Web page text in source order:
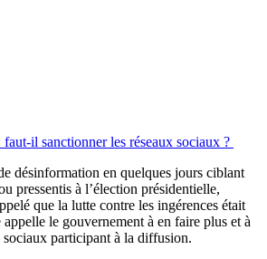
faut-il sanctionner les réseaux sociaux ?
désinformation en quelques jours ciblant
pressentis à l’élection présidentielle,
que la lutte contre les ingérences était
le gouvernement à en faire plus et à
sociaux participant à la diffusion.